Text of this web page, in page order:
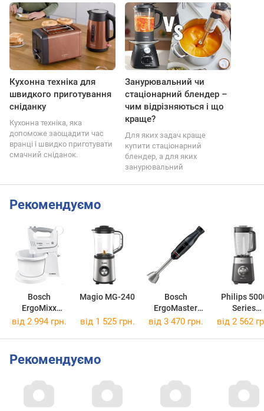
Кухонна техніка для
швидкого приготування
сніданку
Кухонна техніка, яка
допоможе заощадити час
вранці і швидко приготувати
смачний сніданок.
Занурювальний чи
стаціонарний блендер –
чим відрізняються і що
краще?
Для яких задач краще
купити стаціонарний
блендер, а для яких
занурювальний
Рекомендуємо
Bosch
ErgoMixx
MFQ36490
Magio MG-240
Bosch
ErgoMaster
MSM4B670
Philips
Series
HR3020/
від 2 994 грн. від 1 525 грн. від 3 470 грн. від 2 562
Рекомендуємо